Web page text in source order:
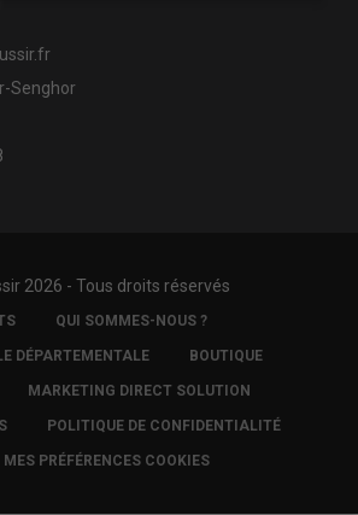
Senghor
2026 - Tous droits réservés
QUI SOMMES-NOUS ?
DÉPARTEMENTALE BOUTIQUE
MARKETING DIRECT SOLUTION
POLITIQUE DE CONFIDENTIALITÉ
PRÉFÉRENCES COOKIES